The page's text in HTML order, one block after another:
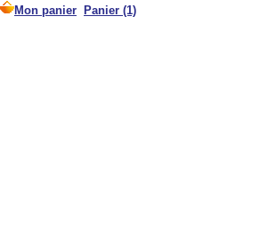
Mon panier Panier (1)